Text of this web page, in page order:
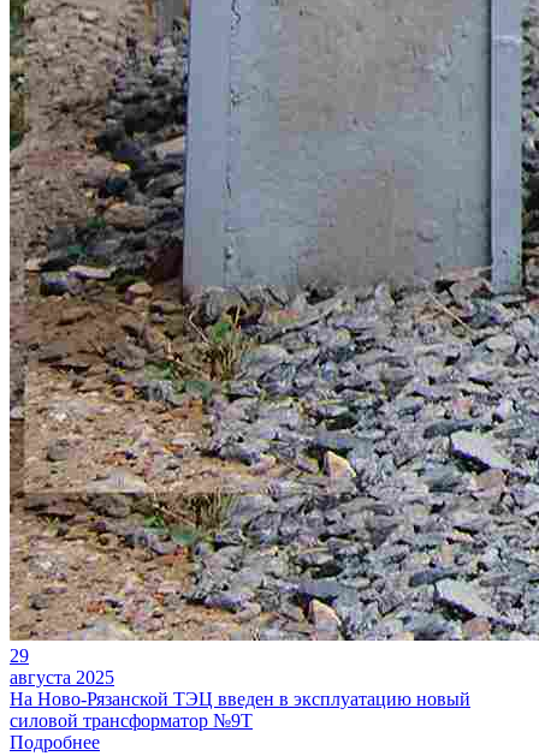
29
августа 2025
На Ново-Рязанской ТЭЦ введен в эксплуатацию новый
силовой трансформатор №9Т
Подробнее